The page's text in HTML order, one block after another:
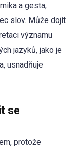
a gesta,
slov. Může dojít
významu
jazyků, jako je
usnadňuje
se
protože